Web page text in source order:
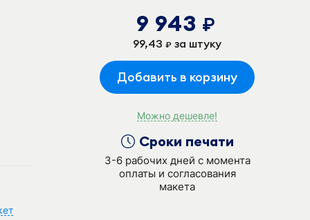
9 943 руб.
99,43 руб. за штуку
Добавить в корзину
Можно дешевле!
Сроки печати
3-6 рабочих дней с момента
оплаты и согласования
макета